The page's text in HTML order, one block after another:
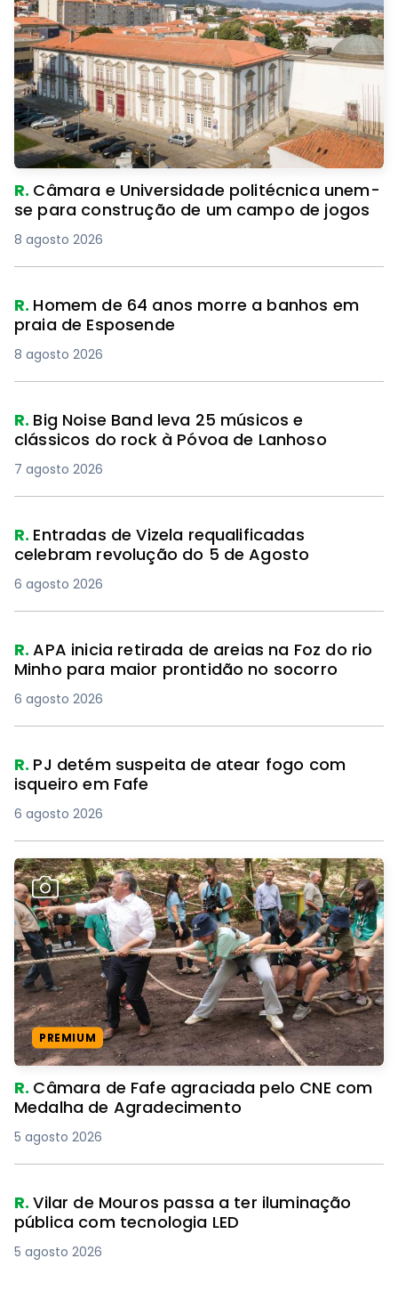
R. Câmara e Universidade politécnica unem-
se para construção de um campo de jogos
8 agosto 2026
R. Homem de 64 anos morre a banhos em
praia de Esposende
8 agosto 2026
R. Big Noise Band leva 25 músicos e
clássicos do rock à Póvoa de Lanhoso
7 agosto 2026
R. Entradas de Vizela requalificadas
celebram revolução do 5 de Agosto
6 agosto 2026
R.APA inicia retirada de areias na Foz do rio
Minho para maior prontidão no socorro
6 agosto 2026
R. PJ detém suspeita de atear fogo com
isqueiro em Fafe
6 agosto 2026
PREMIUM
R. Câmara de Fafe agraciada pelo CNE com
Medalha de Agradecimento
5 agosto 2026
R.Vilar de Mouros passa a ter iluminação
pública com tecnologia LED
5 agosto 2026